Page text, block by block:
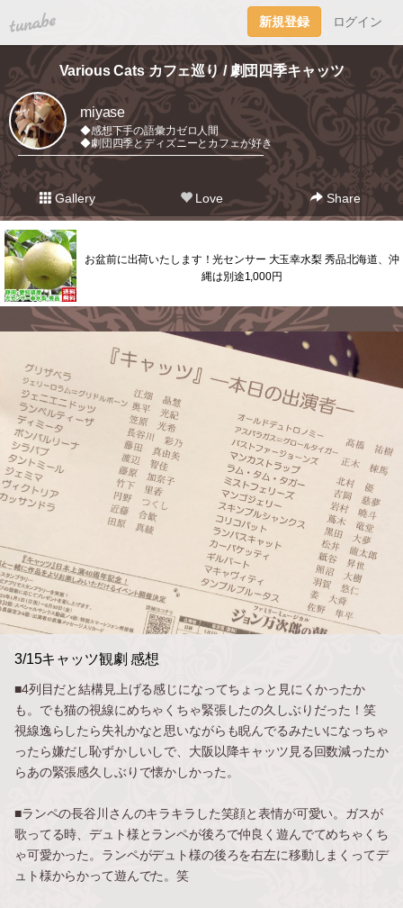
tuna.be 新規登録 ログイン
Various Cats カフェ巡り / 劇団四季キャッツ
miyase
◆感想下手の語彙力ゼロ人間
◆劇団四季とディズニーとカフェが好き
━━━━━━━━━━━━━━━━━━━━━━━
Gallery Love Share
お盆前に出荷いたします！光センサー 大玉幸水梨 秀品北海道、沖
縄は別途1,000円
3/15キャッツ観劇 感想
■4列目だと結構見上げる感じになってちょっと見にくかったか
も。でも猫の視線にめちゃくちゃ緊張したの久しぶりだった！笑
視線逸らしたら失礼かなと思いながらも睨んでるみたいになっちゃ
ったら嫌だし恥ずかしいしで、大阪以降キャッツ見る回数減ったか
らあの緊張感久しぶりで懐かしかった。
■ランペの長谷川さんのキラキラした笑顔と表情が可愛い。ガスが
歌ってる時、デュト様とランペが後ろで仲良く遊んでてめちゃくち
ゃ可愛かった。ランペがデュト様の後ろを右左に移動しまくってデ
ュト様からかって遊んでた。笑